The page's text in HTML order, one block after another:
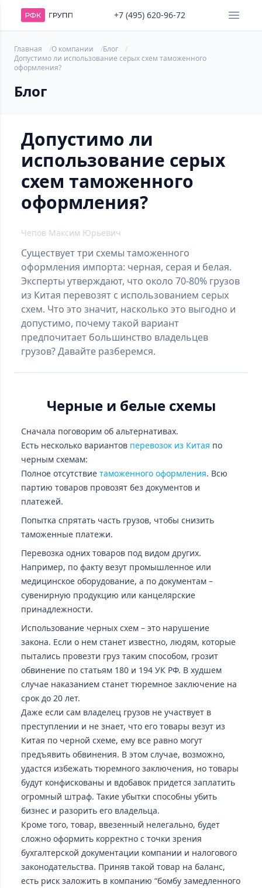
+7 (495) 620-96-72
Главная О компании
Блог
Допустимо ли использование серых схем таможенного
оформления?
Блог
Допустимо ли
использование серых
схем таможенного
оформления?
Чепов Максим Юрьевич
Существует три схемы таможенного
оформления импорта: черная, серая и белая.
Эксперты утверждают, что около 70-80% грузов
из Китая перевозят с использованием серых
схем. Что это значит, насколько это выгодно и
допустимо, почему такой вариант
предпочитает большинство владельцев
грузов? Давайте разберемся.
Черные и белые схемы
Сначала поговорим об альтернативах.
Есть несколько вариантов перевозок из Китая по
черным схемам:
Полное отсутствие таможенного оформления. Всю
партию товаров провозят без документов и
платежей.
Попытка спрятать часть грузов, чтобы снизить
таможенные платежи.
Перевозка одних товаров под видом других.
Например, по факту везут промышленное или
медицинское оборудование, а по документам –
сувенирную продукцию или канцелярские
принадлежности.
Использование черных схем – это нарушение
закона. Если о нем станет известно, людям, которые
пытались провезти груз таким способом, грозит
обвинение по статьям 180 и 194 УК РФ. В худшем
случае наказанием станет тюремное заключение на
срок до 20 лет.
Даже если сам владелец грузов не участвует в
преступлении и не знает, что его товары везут из
Китая по черной схеме, ему все равно могут
предъявить обвинения. В этом случае, возможно,
удастся избежать тюремного заключения, но товары
будут конфискованы и вдобавок придется заплатить
огромный штраф. Такие убытки способны убить
бизнес и разорить его владельца.
Кроме того, товар, ввезенный нелегально, будет
сложно оформить корректно с точки зрения
бухгалтерской документации компании и налогового
законодательства. Приняв такой товар на баланс,
есть риск заложить в компанию “бомбу замедленного